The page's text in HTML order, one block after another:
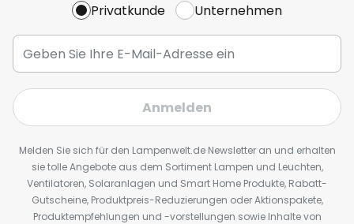
Privatkunde Unternehmen
Anmelden
Melden Sie sich für den Lampenwelt.de Newsletter an und erhalten
sie tolle Angebote aus dem Sortiment Lampen und Leuchten,
Ventilatoren, Solaranlagen und Smart Home Produkte, Rabatt-
Gutscheine, Produktpreis-Reduzierungen oder Aktionspakete,
Produktempfehlungen und -vorstellungen sowie Inhalte von